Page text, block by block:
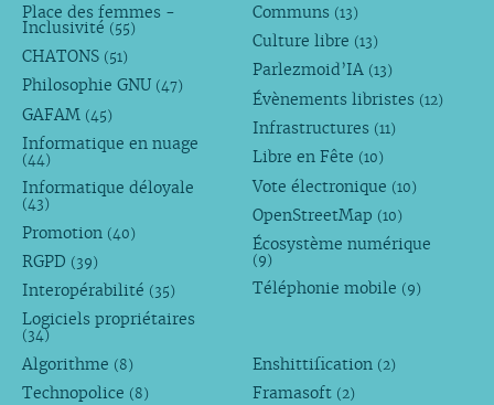
Place des femmes -
Inclusivité (55)
CHATONS (51)
Philosophie GNU (47)
GAFAM (45)
Informatique en nuage
(44)
Informatique déloyale
(43)
Promotion (40)
RGPD (39)
Interopérabilité (35)
Logiciels propriétaires
(34)
Communs (13)
Culture libre (13)
Parlezmoid’IA (13)
Évènements libristes (12)
Infrastructures (11)
Libre en Fête (10)
Vote électronique (10)
OpenStreetMap (10)
Écosystème numérique
(9)
Téléphonie mobile (9)
Algorithme (8)
Technopolice (8)
Enshittification (2)
Framasoft (2)